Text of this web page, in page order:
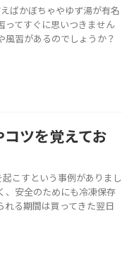
ばかぼちゃやゆず湯が有名
ってすぐに思いつきません
習があるのでしょうか？
ツを覚えてお
こすという事例がありまし
、安全のためにも冷凍保存
れる期間は買ってきた翌日